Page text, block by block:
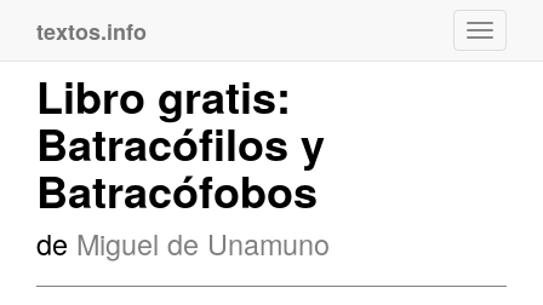
textos.info
Libro gratis:
Batracófilos y
Batracófobos
de Miguel de Unamuno